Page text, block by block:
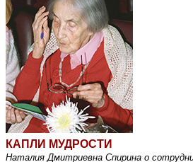
КАПЛИ МУДРОСТИ
Наталия Дмитриевна Спирина о